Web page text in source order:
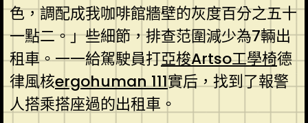
色，調配成我咖啡館牆壁的灰度百分之五十
一點二。」些細節，排查范圍減少為7輛出
租車。一一給駕駛員打亞梭Artso工學椅德
律風核ergohuman 111實后，找到了報警
人搭乘搭座過的出租車。